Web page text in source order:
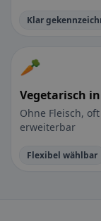
Klar
🥕
Vegetarisch
Ohne Fleisch, oft
erweiterbar
Flexibel wählbar